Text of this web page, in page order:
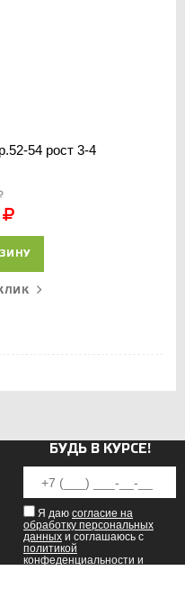
54 рост 3-4
БУДЬ В КУРСЕ!
Я даю согласие на
обработку персональных
данных и соглашаюсь с
политикой
конфеденциальности и